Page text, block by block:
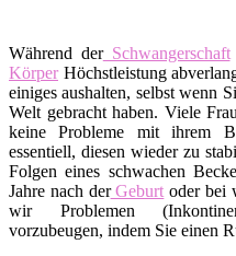
Während derSchwangerschaft
KörperHöchstleistung
einiges aushalten, selbst wenn
Welt gebracht haben. Viele
keine Probleme mit ihrem
essentiell, diesen wieder zu
Folgen eines schwachen
Jahre nach derGeburt oder bei
wir Problemen
vorzubeugen, indem Sie einen